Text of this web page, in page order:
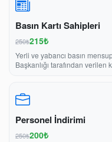
Basın Kartı Sahipleri
250₺215₺
Yerli ve yabancı basın
Başkanlığı tarafından
Personel İndirimi
250₺200₺